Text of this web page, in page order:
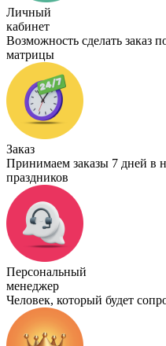
Личный
кабинет
Возможность сделать заказ
матрицы
Заказ
Принимаем заказы 7 дней в
праздников
Персональный
менеджер
Человек, который будет